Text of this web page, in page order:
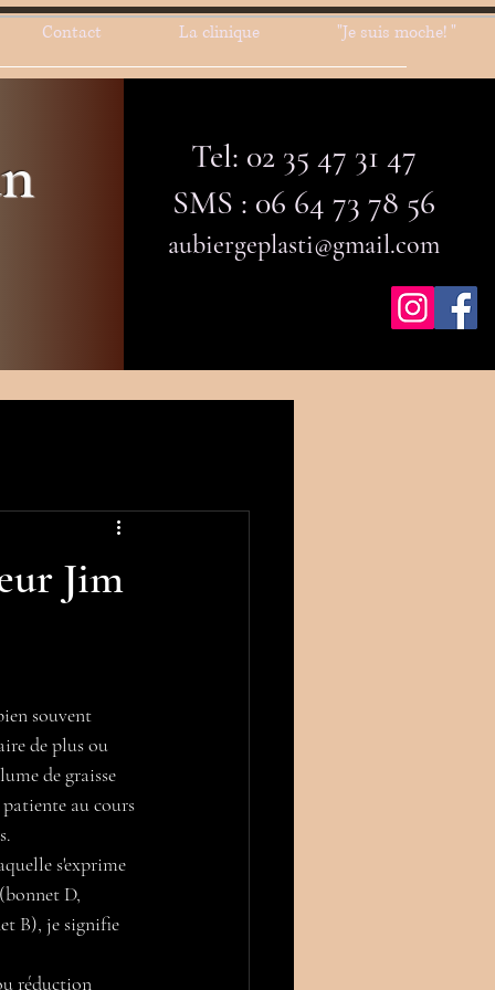
Contact La clinique "Je suis moche! "
Tel: 02 35 47 31 47
SMS : 06 64 73 78 56
aubiergeplasti@gmail.com
Jim
souvent
de plus ou
de graisse
au cours
s'exprime
D,
B), je signifie
réduction